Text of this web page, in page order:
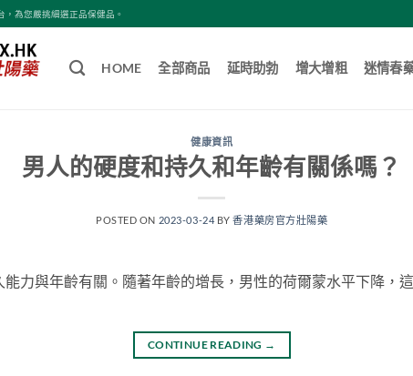
為您嚴挑細選正品保健品。
HOME 全部商品 延時助勃 增大增粗 迷情春
健康資訊
男人的硬度和持久和年齡有關係嗎？
POSTED ON 2023-03-24 BY香港藥房官方壯陽藥
力與年齡有關。隨著年齡的增長，男性的荷爾蒙水平下降，
CONTINUE READING →